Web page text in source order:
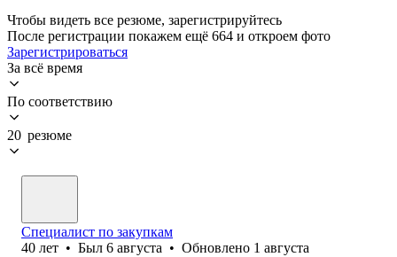
Чтобы видеть все резюме, зарегистрируйтесь
После регистрации покажем ещё 664 и откроем фото
Зарегистрироваться
За всё время
По соответствию
20 резюме
Специалист по закупкам
40 лет • Был 6 августа • Обновлено 1 августа